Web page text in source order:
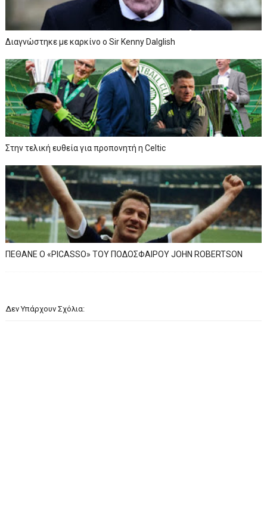
Διαγνώστηκε με καρκίνο ο Sir Kenny Dalglish
Στην τελική ευθεία για προπονητή η Celtic
ΠΕΘΑΝΕ Ο «PICASSO» TOY ΠΟΔΟΣΦΑΙΡΟΥ JOHN ROBERTSON
Δεν Υπάρχουν Σχόλια: